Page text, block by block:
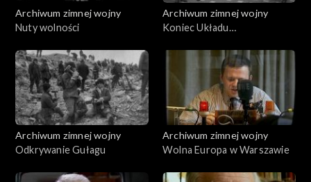
Archiwum zimnej wojny
Nuty wolności
Archiwum zimnej wojny
Koniec Układu
Archiwum zimnej wojny
Odkrywanie Gułagu
Archiwum zimnej wojny
Wolna Europa w Warszawie